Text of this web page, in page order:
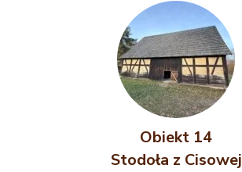
Obiekt 14
Stodoła z Cisowej